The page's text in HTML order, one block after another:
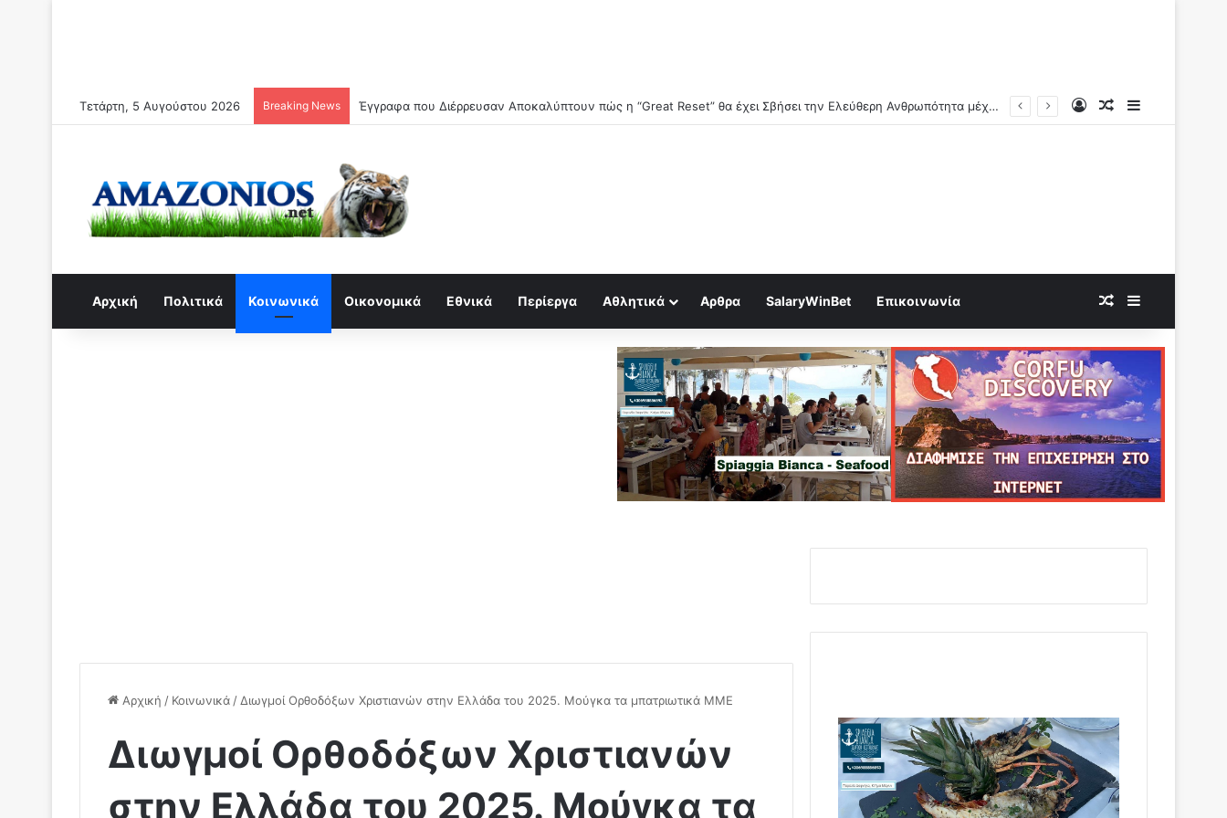
Τετάρτη, 5 Αυγούστου 2026 Breaking News Ν.Αντωνιάδης: Γνώριζαν τι συνέβαινε..Η πραγματική αιτία των αιφνίδιων θανάτων θα βεβαιώνεται και ερχονται οι μέγιστες ποινές!! Log InRandom Article
Αρχική Πολιτικά Κοινωνικά Οικονομικά Εθνικά Περίεργα Αθλητικά Αρθρα SalaryWinBet Επικοινωνία Random Article
Αρχική / Κοινωνικά / Διωγμοί Ορθοδόξων Χριστιανών στην Ελλάδα του 2025. Μούγκα τα μπατριωτικά ΜΜΕ
Διωγμοί Ορθοδόξων Χριστιανών
στην Ελλάδα του 2025. Μούγκα τα